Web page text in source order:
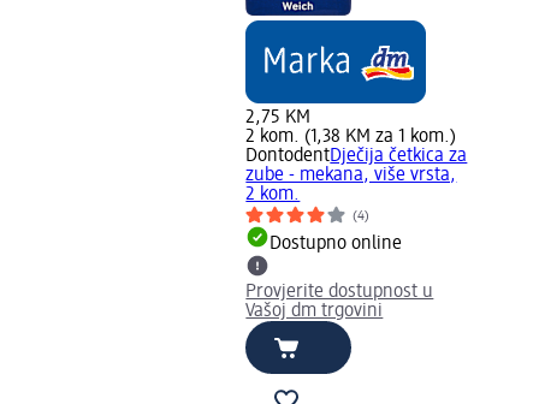
2,75 KM
2 kom. (1,38 KM za 1 kom.)
DontodentDječija četkica za
zube - mekana, više vrsta,
2 kom.
(4)
Dostupno online
Provjerite dostupnost u
Vašoj dm trgovini